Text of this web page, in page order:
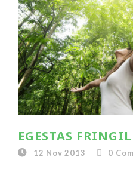
EGESTAS
12 Nov 2013 0